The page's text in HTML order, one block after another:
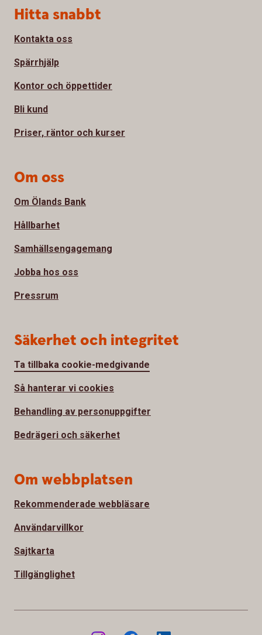
Sidfot
Hitta snabbt
Kontakta oss
Spärrhjälp
Kontor och öppettider
Bli kund
Priser, räntor och kurser
Om oss
Om Ölands Bank
Hållbarhet
Samhällsengagemang
Jobba hos oss
Pressrum
Säkerhet och integritet
Ta tillbaka cookie-medgivande
Så hanterar vi cookies
Behandling av personuppgifter
Bedrägeri och säkerhet
Om webbplatsen
Rekommenderade webbläsare
Användarvillkor
Sajtkarta
Tillgänglighet